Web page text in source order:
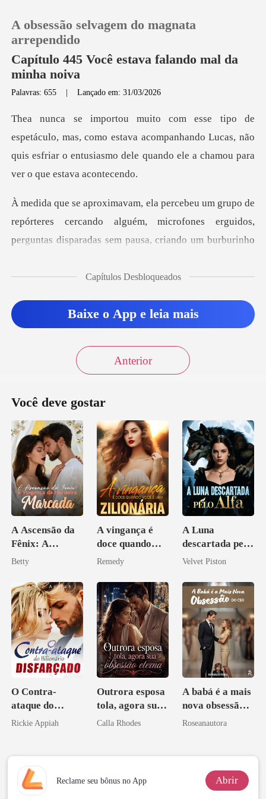
Loja
Histórico
Baixar App
A obsessão selvagem do magnata
arrependido
Capítulo 445 Você estava falando mal da
minha noiva
Palavras: 655 |Lançado em: 31/03/2026
, como estava acompanhando Lucas, não
quis esfriar o entusias
repórteres cercando alguém, microfones erguidos,
pergu
Capítulos Desbloqueados
Baixe o App e leia mais
Anterior
Você deve gostar
A Ascensão da
Fênix: A
Vingança da
Marcada
Betty
A vingança é
doce quando
você é uma
Remedy
A Luna
descartada pelo
Alfa
Velvet Piston
O Contra-
ataque do
Bilionário
Rickie Appiah
Outrora esposa
tola, agora sua
obsessão eterna
Calla Rhodes
A babá é a mais
nova obsessão
do CEO
Roseanautora
Reclame seu bônus no App Abrir